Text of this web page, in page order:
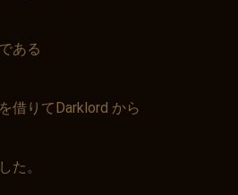
ある
借りてDarklord から
た。